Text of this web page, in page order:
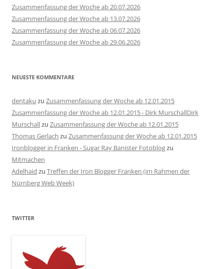
Zusammenfassung der Woche ab 20.07.2026
Zusammenfassung der Woche ab 13.07.2026
Zusammenfassung der Woche ab 06.07.2026
Zusammenfassung der Woche ab 29.06.2026
NEUESTE KOMMENTARE
dentaku zu Zusammenfassung der Woche ab 12.01.2015
Zusammenfassung der Woche ab 12.01.2015 - Dirk MurschallDirk
Murschallzu Zusammenfassung der Woche ab 12.01.2015
Thomas Gerlach zu Zusammenfassung der Woche ab 12.01.2015
Ironblogger in Franken - Sugar Ray Banister Fotoblogzu
Mitmachen
Adelhaid zu Treffen der Iron Blogger Franken (im Rahmen der
Nürnberg Web Week)
TWITTER